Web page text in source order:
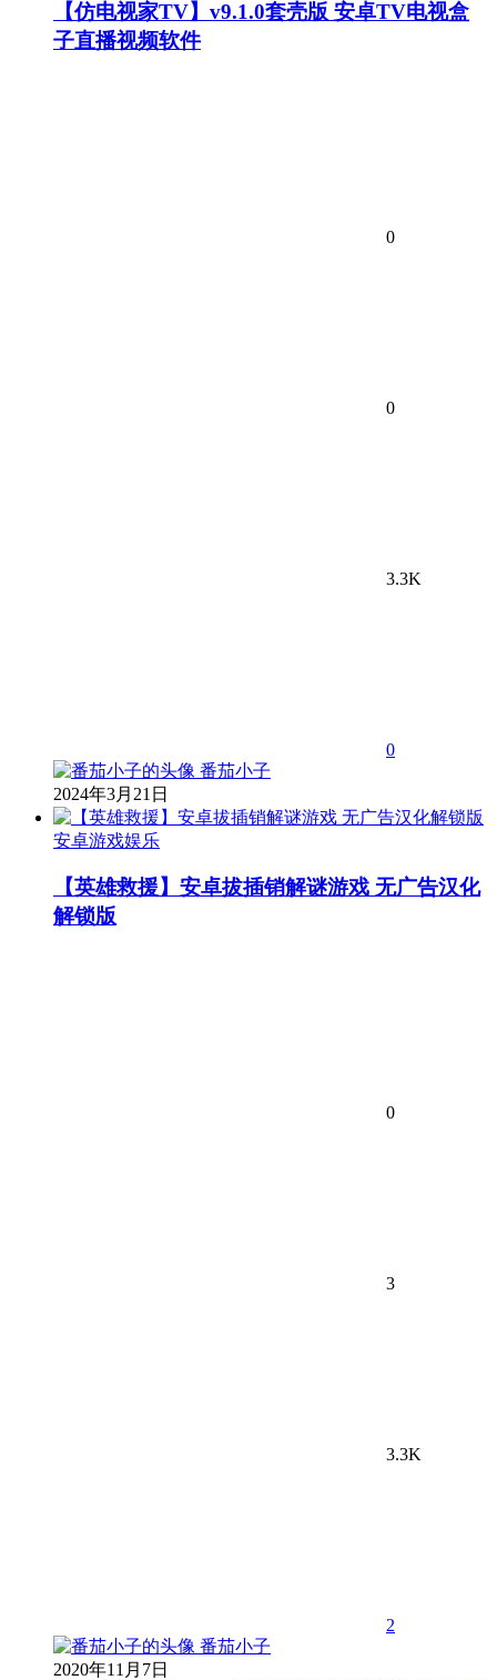
【仿电视家TV】v9.1.0套壳版 安卓TV电视盒
子直播视频软件
0
0
3.3K
0
番茄小子
2024年3月21日
安卓游戏娱乐
【英雄救援】安卓拔插销解谜游戏 无广告汉化
解锁版
0
3
3.3K
2
番茄小子
2020年11月7日